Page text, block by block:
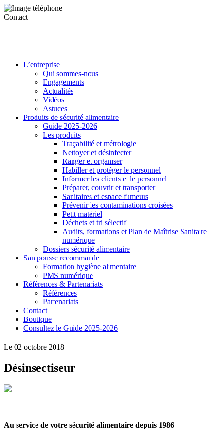
Contact
L’entreprise
Qui sommes-nous
Engagements
Actualités
Vidéos
Astuces
Produits de sécurité alimentaire
Guide 2025-2026
Les produits
Traçabilité et métrologie
Nettoyer et désinfecter
Ranger et organiser
Habiller et protéger le personnel
Informer les clients et le personnel
Préparer, couvrir et transporter
Sanitaires et espace fumeurs
Prévenir les contaminations croisées
Petit matériel
Déchets et tri sélectif
Audits, formations et Plan de Maîtrise Sanitaire
numérique
Dossiers sécurité alimentaire
Sanipousse recommande
Formation hygiène alimentaire
PMS numérique
Références & Partenariats
Références
Partenariats
Contact
Boutique
Consultez le Guide 2025-2026
Le 02 octobre 2018
Désinsectiseur
Au service de votre sécurité alimentaire depuis 1986